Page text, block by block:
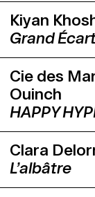
Kiyan
Grand
Cie des
Ouinch
HAPPY
Clara
L’albâtre